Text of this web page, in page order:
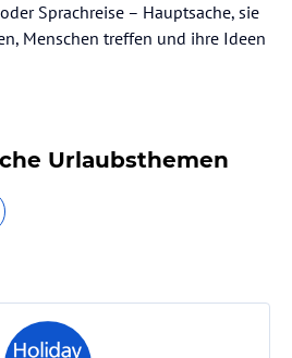
Sprachreise – Hauptsache, sie
Menschen treffen und ihre Ideen
Urlaubsthemen